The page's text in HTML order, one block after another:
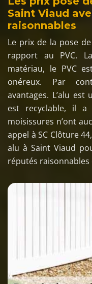
Saint Viaud
raisonnables
Le prix de la pose
rapport au PVC.
matériau, le PVC
onéreux. Par
avantages. L’alu
est recyclable, il
moisissures n’ont
appel à SC Clôture
alu à Saint Viaud
réputés raisonnables